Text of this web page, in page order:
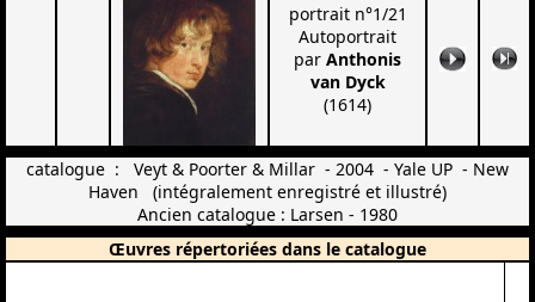
portrait n°1/21
Autoportrait
par Anthonis
van Dyck
(1614)
catalogue : Veyt & Poorter & Millar - 2004 - Yale UP - New
Haven (intégralement enregistré et illustré)
Ancien catalogue : Larsen - 1980
Œuvres répertoriées dans le catalogue